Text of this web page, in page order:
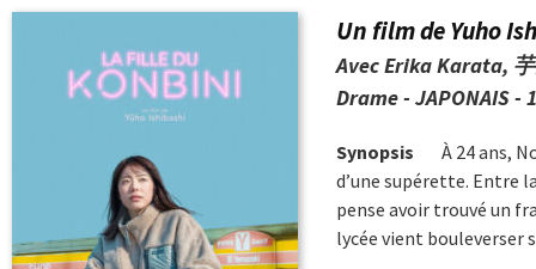
Un film de Yuho
Avec Erika Karata,
Drame - JAPONAIS -
Synopsis
À 24 ans,
d’une supérette. Entre
pense avoir trouvé un
lycée vient bouleverser